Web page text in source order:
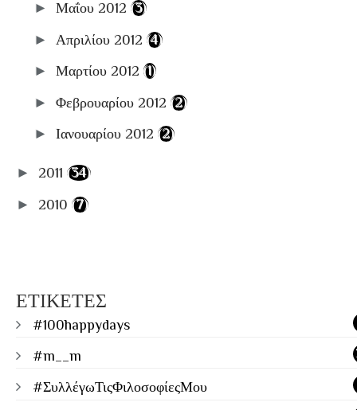
► Μαΐου 2012 (3)
► Απριλίου 2012 (4)
► Μαρτίου 2012 (1)
► Φεβρουαρίου 2012 (2)
► Ιανουαρίου 2012 (2)
► 2011 (34)
► 2010 (7)
ΕΤΙΚΕΤΕΣ
#100happydays
#m__m
#ΣυλλέγωΤιςΦιλοσοφίεςΜου